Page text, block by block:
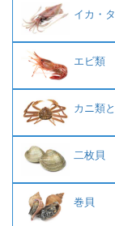
イカ・
エビ類
カニ類
二枚貝
巻貝